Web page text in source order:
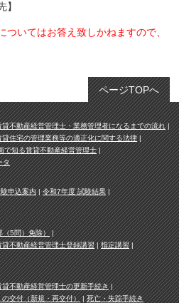
】
いてはお答え致しかねますので、
ページTOPへ
貸不動産経営管理士・業務管理者になるまでの流れ
貸住宅の管理業務等の適正化に関する法律
で知る賃貸不動産経営管理士
タ
申込案内
令和7年度 試験結果
（5問）免除）
貸不動産経営管理士登録講習
指定講習
貸不動産経営管理士の更新手続き
交付（新規・再交付） 死亡・失踪手続き